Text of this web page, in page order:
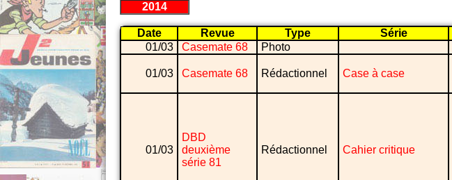
2014
Date Revue Type Série
01/03
Casemate 68 Photo
01/03 Casemate 68 Rédactionnel Case à case
01/03
DBD
deuxième
série 81
Rédactionnel Cahier critique